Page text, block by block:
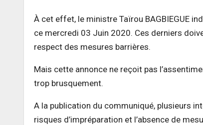
À cet effet, le ministre Taïrou BAGBIEGUE
ce mercredi 03 Juin 2020. Ces derniers
respect des mesures barrières.
Mais cette annonce ne reçoit pas
trop brusquement.
A la publication du communiqué, plusieurs
risques d’impréparation et l’absence de